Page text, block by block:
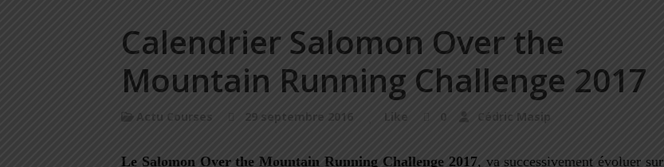
Calendrier Salomon Over the
Mountain Running Challenge 2017
Actu Courses 29 septembre 2016 Like 0 Cédric Masip
Le Salomon Over the Mountain Running Challenge 2017, va successivement évoluer sur